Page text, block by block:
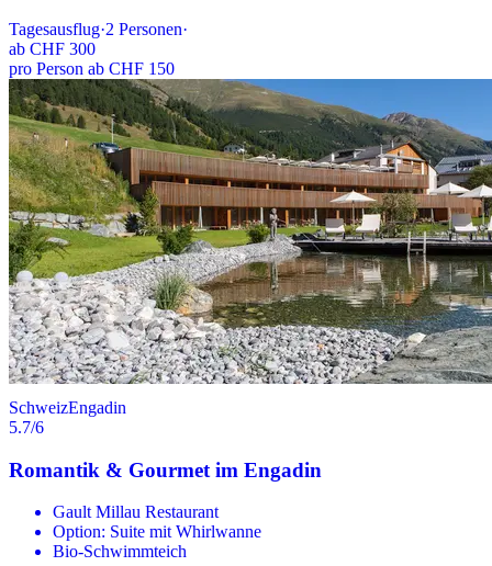
Tagesausflug·2 Personen·
ab CHF 300
pro Person ab CHF 150
SchweizEngadin
5.7/6
Romantik & Gourmet im Engadin
Gault Millau Restaurant
Option: Suite mit Whirlwanne
Bio-Schwimmteich